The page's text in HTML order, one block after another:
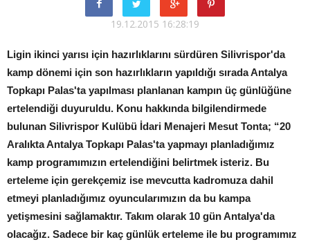
19.12.2015 16:28:19
Ligin ikinci yarısı için hazırlıklarını sürdüren Silivrispor'da
kamp dönemi için son hazırlıkların yapıldığı sırada Antalya
Topkapı Palas'ta yapılması planlanan kampın üç günlüğüne
ertelendiği duyuruldu. Konu hakkında bilgilendirmede
bulunan Silivrispor Kulübü İdari Menajeri Mesut Tonta; “20
Aralıkta Antalya Topkapı Palas'ta yapmayı planladığımız
kamp programımızın ertelendiğini belirtmek isteriz. Bu
erteleme için gerekçemiz ise mevcutta kadromuza dahil
etmeyi planladığımız oyuncularımızın da bu kampa
yetişmesini sağlamaktır. Takım olarak 10 gün Antalya'da
olacağız. Sadece bir kaç günlük erteleme ile bu programımız